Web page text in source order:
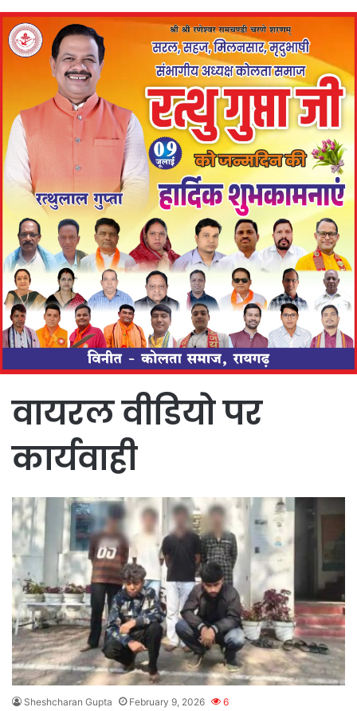
वायरल वीडियो पर
कार्यवाही
Sheshcharan Gupta February 9, 2026 6